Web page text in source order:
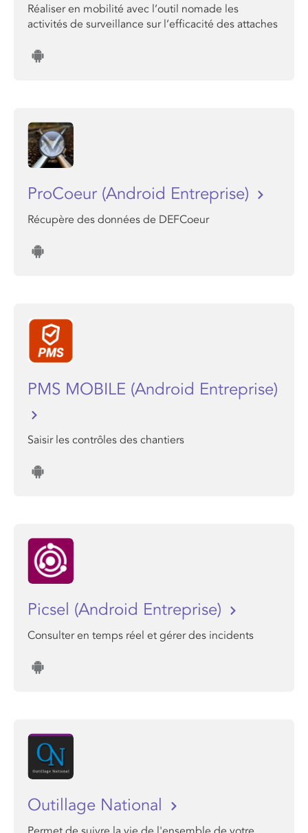
Réaliser en mobilité avec l’outil nomade les
activités de surveillance sur l’efficacité des attaches
ProCoeur (Android Entreprise)
Récupère des données de DEFCoeur
PMS MOBILE (Android Entreprise)
Saisir les contrôles des chantiers
Picsel (Android Entreprise)
Consulter en temps réel et gérer des incidents
Outillage National